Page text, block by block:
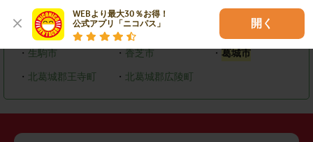
WEBより最大30％お得！
公式アプリ「ニコパス」
開く
・ 橿原市 ・桜井市
・ 生駒市 ・ 香芝市 ・葛城市
・ 北葛城郡王寺町 ・ 北葛城郡広陵町